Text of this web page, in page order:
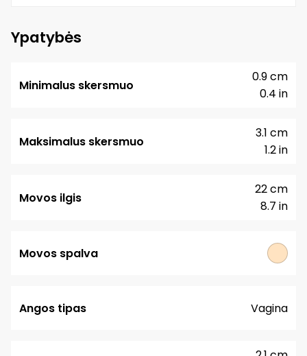
Ypatybės
Minimalus skersmuo
0.4 in
0.9 cm
Maksimalus skersmuo
1.2 in
3.1 cm
Movos ilgis
8.7 in
22 cm
Movos spalva
Angos tipas Vagina